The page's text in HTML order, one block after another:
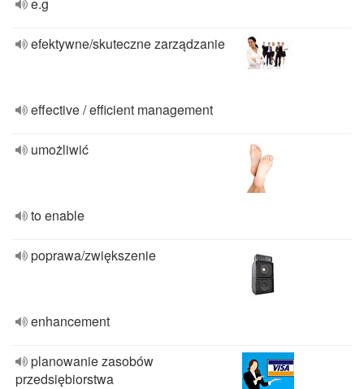
efektywne/skuteczne zarządzanie
effective / efficient management
umożliwić
to enable
poprawa/zwiększenie
enhancement
planowanie zasobów
przedsiębiorstwa